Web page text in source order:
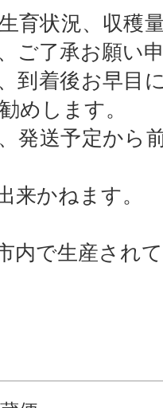
育状況、収穫
ご了承お願い
到着後お早目
めします。
発送予定から
かねます。
内で生産され